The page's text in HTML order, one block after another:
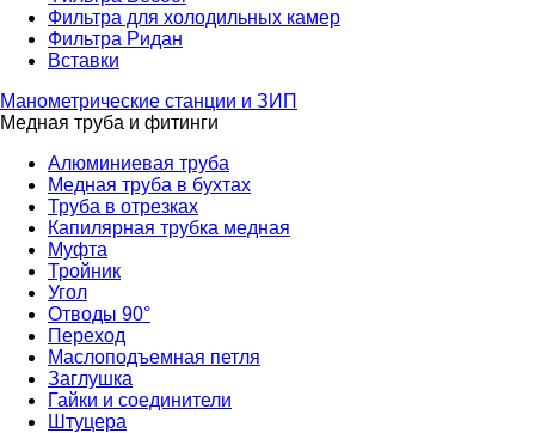
Фильтра для холодильных камер
Фильтра Ридан
Вставки
Манометрические станции и ЗИП
Медная труба и фитинги
Алюминиевая труба
Медная труба в бухтах
Труба в отрезках
Капилярная трубка медная
Муфта
Тройник
Угол
Отводы 90°
Переход
Маслоподъемная петля
Заглушка
Гайки и соединители
Штуцера